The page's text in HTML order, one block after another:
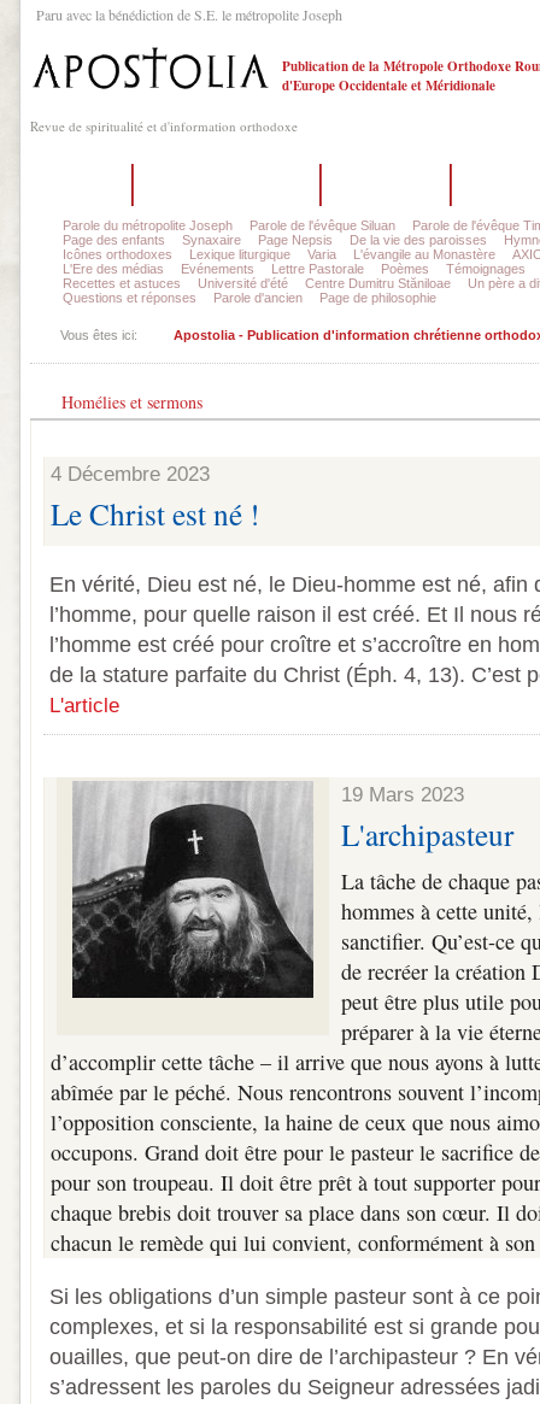
Paru avec la bénédiction de S.E. le métropolite Joseph
Publication de la Métropole Orthodoxe
d'Europe Occidentale et Méridionale
Revue de spiritualité et d'information orthodoxe
Parole du métropolite Joseph Parole de l'évêque Siluan
Parole de l'évêque
Page des enfants
Synaxaire Page Nepsis De la vie des paroisses
Icônes orthodoxes
Lexique liturgique Varia L'évangile au Monastère
L'Ere des médias
Evénements Lettre Pastorale Poèmes
Témoignages
Recettes et astuces
Université d'été Centre Dumitru Stăniloae
Un père a
Questions et réponses
Parole d'ancien Page de philosophie
Vous êtes ici: Apostolia - Publication d'information chrétienne
Homélies et sermons
4 Décembre 2023
Le Christ est né !
En vérité, Dieu est né, le Dieu-homme est né, afin
l’homme, pour quelle raison il est créé. Et Il nous
l’homme est créé pour croître et s’accroître en
de la stature parfaite du Christ (Éph. 4, 13). C’est
L'article
19 Mars 2023
L'archipasteur
La tâche de chaque
hommes à cette
sanctifier. Qu’est-ce
de recréer la création
peut être plus utile
préparer à la vie
d’accomplir cette tâche – il arrive que nous ayons à
abîmée par le péché. Nous rencontrons souvent
l’opposition consciente, la haine de ceux que nous
occupons. Grand doit être pour le pasteur le sacrifice
pour son troupeau. Il doit être prêt à tout supporter
chaque brebis doit trouver sa place dans son cœur. Il
chacun le remède qui lui convient, conformément à
Si les obligations d’un simple pasteur sont à ce
complexes, et si la responsabilité est si grande
ouailles, que peut-on dire de l’archipasteur ? En
s’adressent les paroles du Seigneur adressées